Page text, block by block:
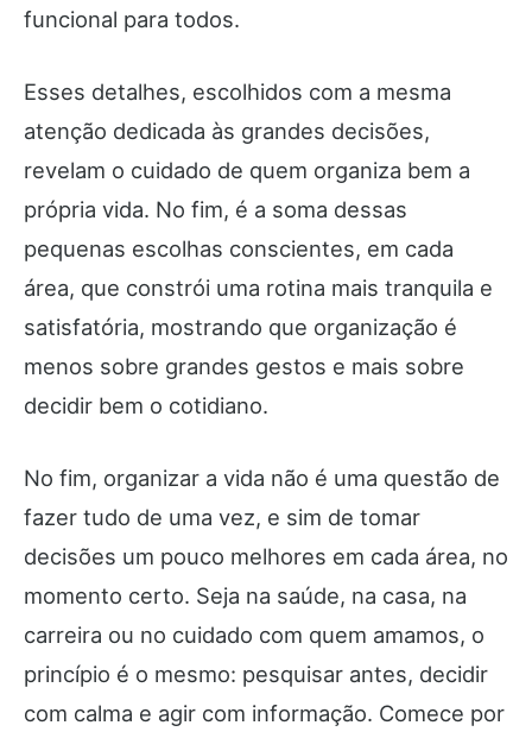
funcional para todos.
Esses detalhes, escolhidos com a mesma
atenção dedicada às grandes decisões,
revelam o cuidado de quem organiza bem a
própria vida. No fim, é a soma dessas
pequenas escolhas conscientes, em cada
área, que constrói uma rotina mais tranquila e
satisfatória, mostrando que organização é
menos sobre grandes gestos e mais sobre
decidir bem o cotidiano.
No fim, organizar a vida não é uma questão de
fazer tudo de uma vez, e sim de tomar
decisões um pouco melhores em cada área, no
momento certo. Seja na saúde, na casa, na
carreira ou no cuidado com quem amamos, o
princípio é o mesmo: pesquisar antes, decidir
com calma e agir com informação. Comece por